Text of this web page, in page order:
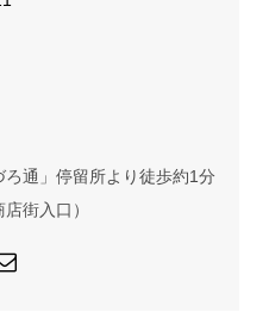
通」停留所より徒歩約1分
街入口）